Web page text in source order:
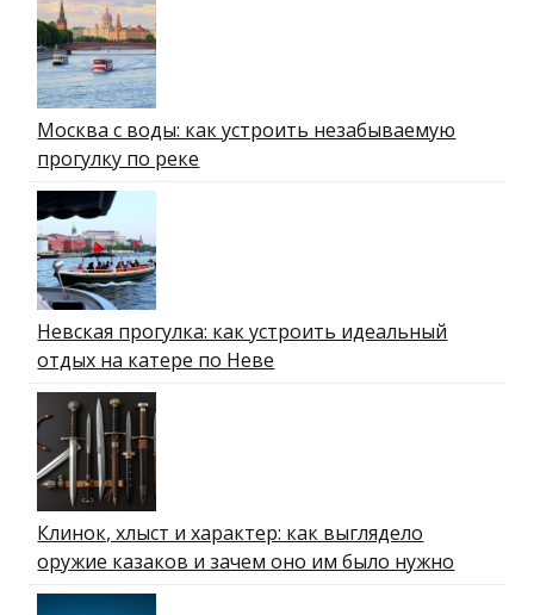
Москва с воды: как устроить незабываемую
прогулку по реке
Невская прогулка: как устроить идеальный
отдых на катере по Неве
Клинок, хлыст и характер: как выглядело
оружие казаков и зачем оно им было нужно